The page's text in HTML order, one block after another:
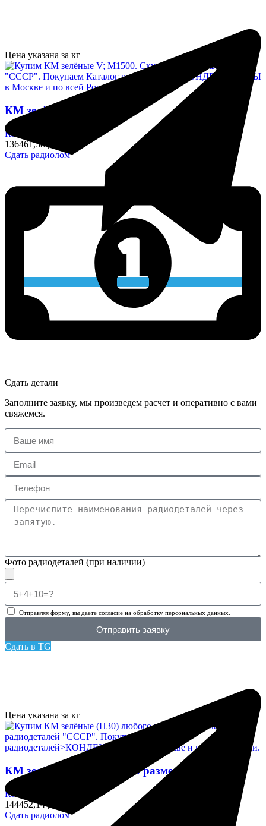
Цена указана за кг
КМ зелёные V; М1500
Конденсаторы
136461,38 руб/кг
Сдать радиолом
Сдать детали
Заполните заявку, мы произведем расчет и оперативно с вами
свяжемся.
Фото радиодеталей (при наличии)
Отправляя форму, вы даёте согласие на обработку персональных данных.
Отправить заявку
Сдать в TG
Цена указана за кг
КМ зелёные (Н30) любого размера
Конденсаторы
144452,14 руб/кг
Сдать радиолом